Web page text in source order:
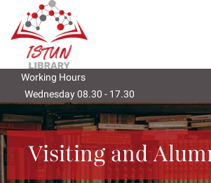
dikkat:
Bu
sitesi
erişilebilirlik
sistemi
içerir.
Working Hours
Wednesday 08.30 - 17.30
Thursday
Visiting and